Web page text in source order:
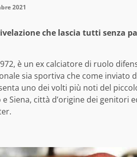
2021
che lascia tutti senza
è un ex calciatore di ruolo
sia sportiva che come inviato
uno dei volti più noti del
Siena, città d’origine dei